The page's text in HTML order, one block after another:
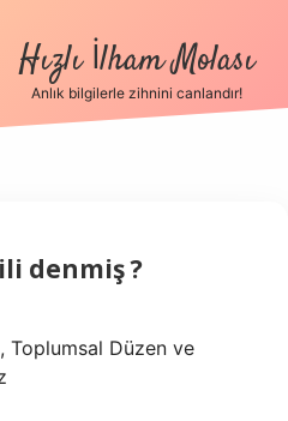
Hızlı İlham Molası
Anlık bilgilerle zihnini canlandır!
denmiş ?
Toplumsal Düzen ve